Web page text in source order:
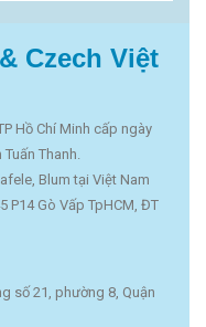
Czech Việt
Hồ Chí Minh cấp ngày
Thanh.
Blum tại Việt Nam
P14 Gò Vấp TpHCM, ĐT
số 21, phường 8, Quận